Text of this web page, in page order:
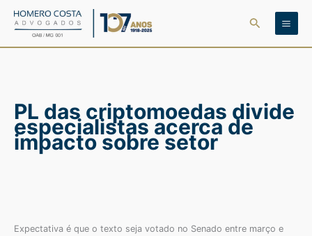
para
Pesquisar
PL das criptomoedas divide
especialistas acerca de
impacto sobre setor
Expectativa é que o texto seja votado no Senado entre março e